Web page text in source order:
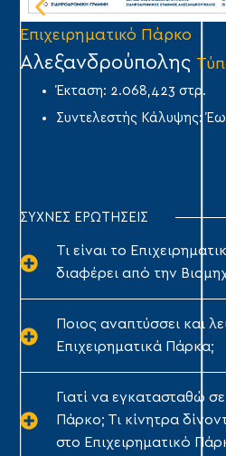
Επιχειρηματικό Πάρκο
Αλεξανδρούπολης
Έκταση: 2.068,423 στρ.
Συντελεστής Κάλυψης:
ΣΥΧΝΕΣ ΕΡΩΤΗΣΕΙΣ
Τι είναι το
διαφέρει από την
Ποιος αναπτύσσει και
Επιχειρηματικά Πάρκα;
Γιατί να εγκατασταθώ
Πάρκο; Τι κίνητρα
στο Επιχειρηματικό